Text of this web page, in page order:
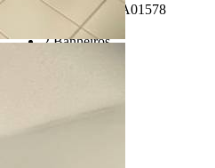
Referência: CA01578
2 Quartos
2 Banheiros